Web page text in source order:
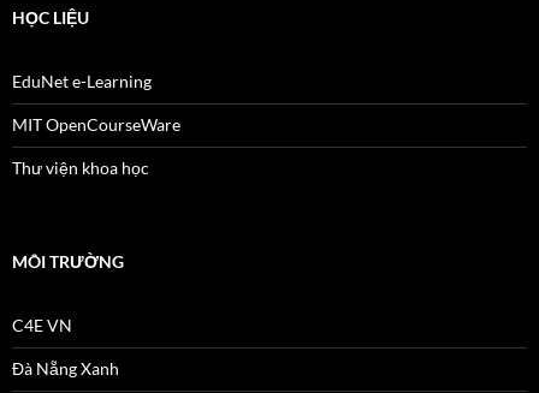
HỌC LIỆU
EduNet e-Learning
MIT OpenCourseWare
Thư viện khoa học
MÔI TRƯỜNG
C4E VN
Đà Nẵng Xanh